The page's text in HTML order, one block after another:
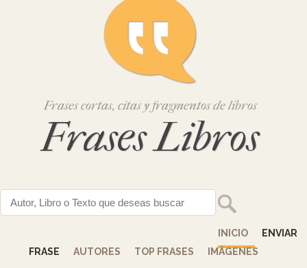
Frases cortas, citas y fragmentos de libros
Frases Libros
INICIO
ENVIAR
FRASE
AUTORES TOP FRASES IMÁGENES